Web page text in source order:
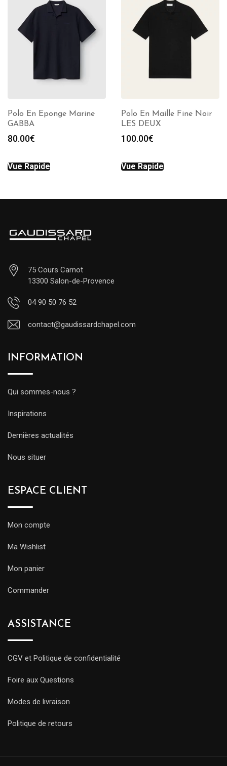
Polo En Eponge Marine
GABBA
80.00€
Vue Rapide
Polo En Maille Fine Noir
LES DEUX
100.00€
Vue Rapide
75 Cours Carnot
13300 Salon-de-Provence
04 90 50 76 52
contact@gaudissardchapel.com
INFORMATION
Qui sommes-nous ?
Inspirations
Dernières actualités
Nous situer
ESPACE CLIENT
Mon compte
Ma Wishlist
Mon panier
Commander
ASSISTANCE
CGV et Politique de confidentialité
Foire aux Questions
Modes de livraison
Politique de retours